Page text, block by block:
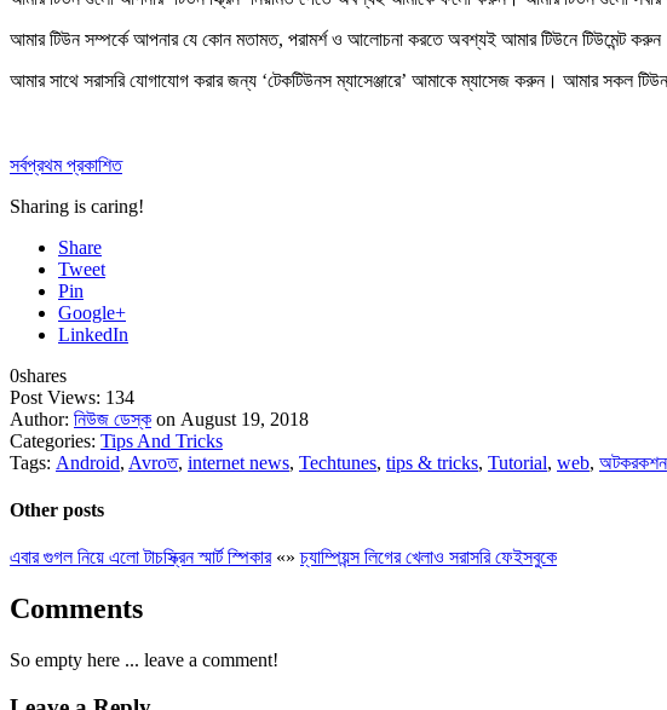
আমার টিউন সম্পর্কে আপনার যে কোন মতামত, পরামর্শ ও আলোচনা করতে অবশ্যই আমার টিউনেটিউমেন্ট করুন
আমার সাথে সরাসরি যোগাযোগ করার জন্য ‘টেকটিউনস ম্যাসেঞ্জারে’ আমাকেম্যাসেজ করুন। আমার সকল
সর্বপ্রথম প্রকাশিত
Sharing is caring!
Share
Tweet
Pin
Google+
LinkedIn
0shares
Post Views: 134
Author: নিউজ ডেস্ক on August 19, 2018
Categories: Tips And Tricks
Tags: Android, Avroত, internet news, Techtunes, tips & tricks, Tutorial, web, অটকরকশন
Other posts
এবার গুগল নিয়ে এলো টাচস্ক্রিন স্মার্ট স্পিকার«»চ্যাম্পিয়ন্স লিগের খেলাও সরাসরি ফেইসবুকে
Comments
So empty here ... leave a comment!